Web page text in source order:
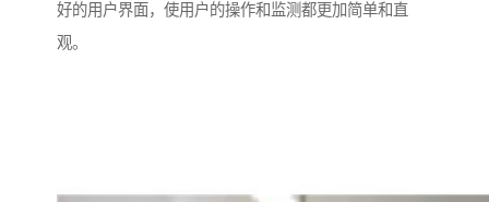
好的用户界面，使用户的操作和监测都更加简单和直
观。